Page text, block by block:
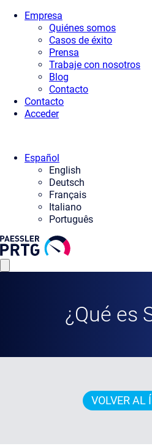
Empresa
Quiénes somos
Casos de éxito
Prensa
Trabaje con nosotros
Blog
Contacto
Contacto
Acceder
Español
English
Deutsch
Français
Italiano
Português
¿Qué es
VOLVER AL